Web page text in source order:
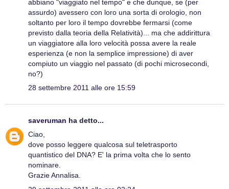
abbiano "viaggiato nel tempo" e che dunque, se (per
assurdo) avessero con loro una sorta di orologio, non
soltanto per loro il tempo dovrebbe fermarsi (come
previsto dalla teoria della Relatività)... ma che addirittura
un viaggiatore alla loro velocità possa avere la reale
esperienza (e non la semplice impressione) di aver
compiuto un viaggio nel passato (di pochi microsecondi,
no?)
28 settembre 2011 alle ore 15:59
saveruman ha detto...
Ciao,
dove posso leggere qualcosa sul teletrasporto
quantistico del DNA? E' la prima volta che lo sento
nominare.
Grazie Annalisa.